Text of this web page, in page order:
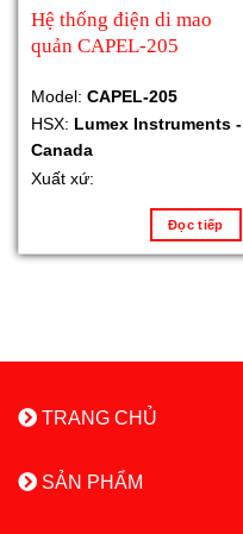
Hệ thống điện di mao
quản CAPEL-205
Model: CAPEL-205
HSX: Lumex Instruments -
Canada
Xuất xứ:
Đọc tiếp
TRANG CHỦ
SẢN PHẨM